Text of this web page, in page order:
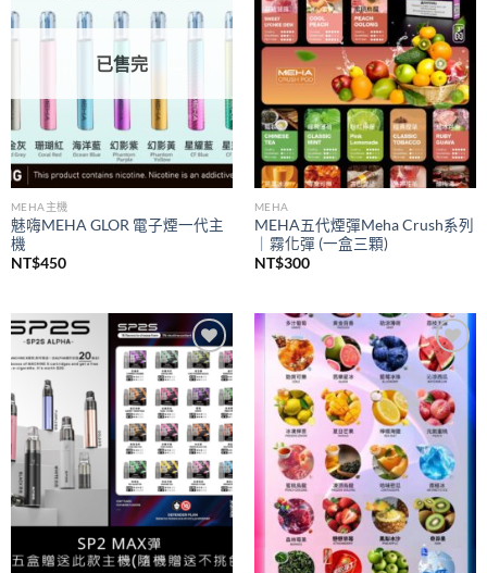
已售完
MEHA主機
魅嗨MEHA GLOR 電子煙一代主
機
NT$450
MEHA
MEHA五代煙彈Meha Crush系列
｜霧化彈 (一盒三顆)
NT$300
Add to
wishlist
Add to
wishlist